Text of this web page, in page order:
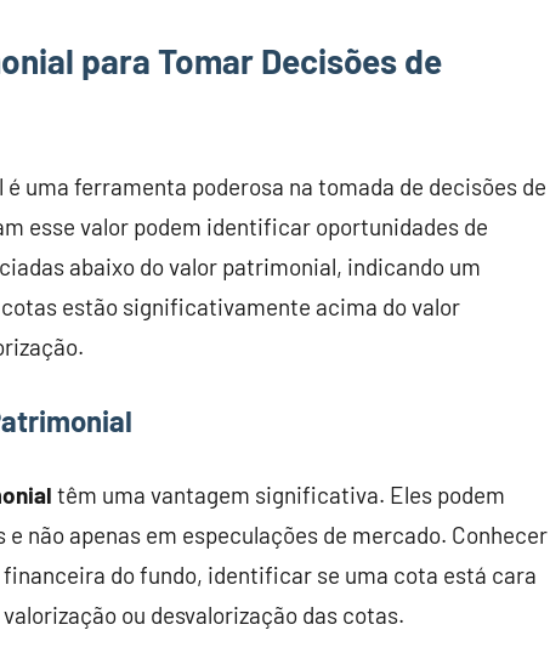
para Tomar Decisões de
uma ferramenta poderosa na tomada de decisões de
esse valor podem identificar oportunidades de
abaixo do valor patrimonial, indicando um
estão significativamente acima do valor
têm uma vantagem significativa. Eles podem
não apenas em especulações de mercado. Conhecer
do fundo, identificar se uma cota está cara
ou desvalorização das cotas.